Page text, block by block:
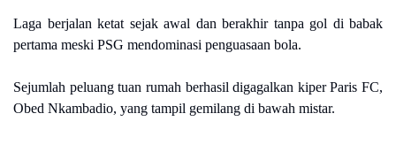
Laga berjalan ketat sejak awal dan berakhir tanpa gol di babak
pertama meski PSG mendominasi penguasaan bola.
Sejumlah peluang tuan rumah berhasil digagalkan kiper Paris FC,
Obed Nkambadio, yang tampil gemilang di bawah mistar.